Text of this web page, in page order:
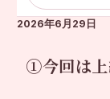
2026年6月29日
①今回は上